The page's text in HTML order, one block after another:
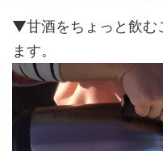
▼甘酒をちょっと飲む
ます。